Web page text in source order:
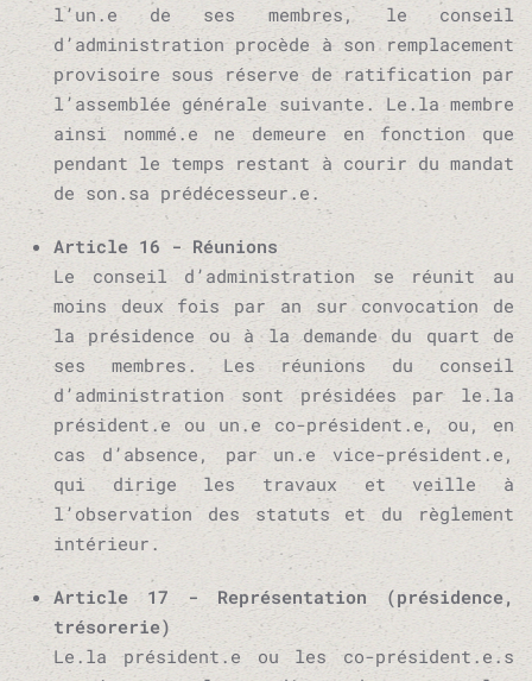
l’un.e de ses membres, le conseil
d’administration procède à son remplacement
provisoire sous réserve de ratification par
l’assemblée générale suivante. Le.la membre
ainsi nommé.e ne demeure en fonction que
pendant le temps restant à courir du mandat
de son.sa prédécesseur.e.
Article 16 - Réunions
Le conseil d’administration se réunit au
moins deux fois par an sur convocation de
la présidence ou à la demande du quart de
ses membres. Les réunions du conseil
d’administration sont présidées par le.la
président.e ou un.e co-président.e, ou, en
cas d’absence, par un.e vice-président.e,
qui dirige les travaux et veille à
l’observation des statuts et du règlement
intérieur.
Article 17 - Représentation (présidence,
trésorerie)
Le.la président.e ou les co-président.e.s